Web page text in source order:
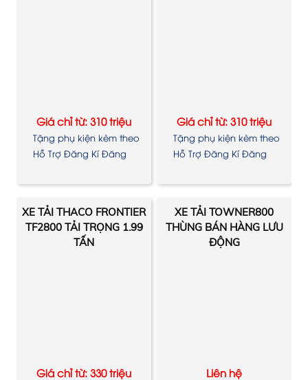
Giá chỉ từ: 310 triệu
Tặng phụ kiện kèm theo
xe
Hỗ Trợ Đăng Kí Đăng
Giá chỉ từ: 310 triệu
Tặng phụ kiện kèm theo
xe
Hỗ Trợ Đăng Kí Đăng
XE TẢI THACO FRONTIER
TF2800 TẢI TRỌNG 1.99
TẤN
Giá chỉ từ: 330 triệu
XE TẢI TOWNER800
THÙNG BÁN HÀNG LƯU
ĐỘNG
Liên hệ